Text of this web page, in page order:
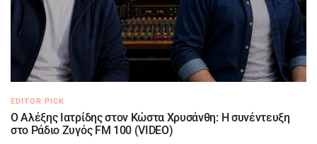
EDITOR PICK
Ο Αλέξης Ιατρίδης στον Κώστα Χρυσάνθη: Η συνέντευξη
στο Ράδιο Ζυγός FM 100 (VIDEO)